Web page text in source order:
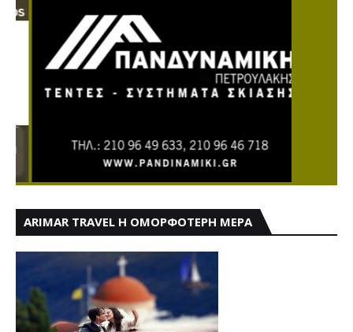
ARIMAR TRAVEL Η ΟΜΟΡΦΟΤΕΡΗ ΜΕΡΑ